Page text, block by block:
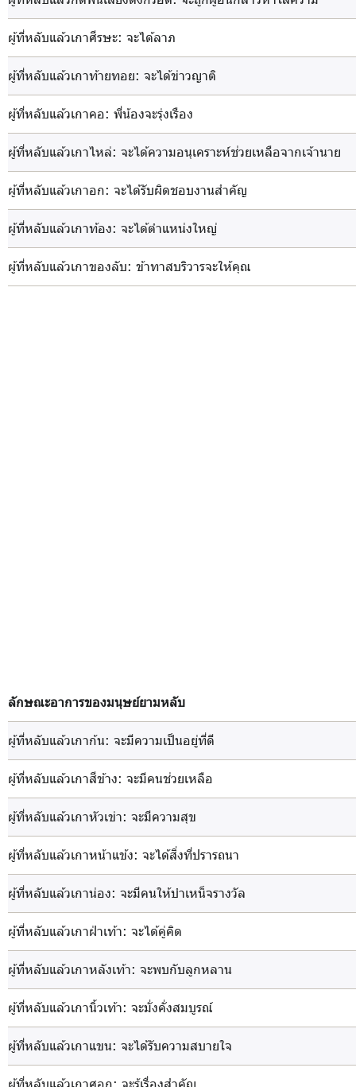
ผู้ที่หลับแล้วเกาศีรษะ: จะได้ลาภ
ผู้ที่หลับแล้วเกาท้ายทอย: จะได้ข่าวญาติ
ผู้ที่หลับแล้วเกาคอ: พี่น้องจะรุ่งเรือง
ผู้ที่หลับแล้วเกาไหล่: จะได้ความอนุเคราะห์ช่วยเหลือจากเจ้านาย
ผู้ที่หลับแล้วเกาอก: จะได้รับผิดชอบงานสำคัญ
ผู้ที่หลับแล้วเกาท้อง: จะได้ตำแหน่งใหญ่
ผู้ที่หลับแล้วเกาของลับ: ข้าทาสบริวารจะให้คุณ
ลักษณะอาการของมนุษย์ยามหลับ
ผู้ที่หลับแล้วเกาก้น: จะมีความเป็นอยู่ที่ดี
ผู้ที่หลับแล้วเกาสีข้าง: จะมีคนช่วยเหลือ
ผู้ที่หลับแล้วเกาหัวเข่า: จะมีความสุข
ผู้ที่หลับแล้วเกาหน้าแข้ง: จะได้สิ่งที่ปรารถนา
ผู้ที่หลับแล้วเกาน่อง: จะมีคนให้บำเหน็จรางวัล
ผู้ที่หลับแล้วเกาฝ่าเท้า: จะได้คู่คิด
ผู้ที่หลับแล้วเกาหลังเท้า: จะพบกับลูกหลาน
ผู้ที่หลับแล้วเกานิ้วเท้า: จะมั่งคั่งสมบูรณ์
ผู้ที่หลับแล้วเกาแขน: จะได้รับความสบายใจ
ผู้ที่หลับแล้วเกาศอก: จะรู้เรื่องสำคัญ